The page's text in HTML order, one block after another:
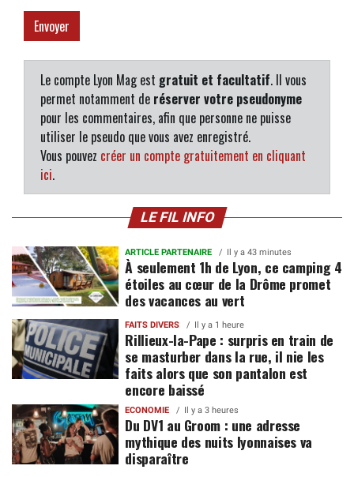
Le compte Lyon Mag est gratuit et facultatif. Il vous
permet notamment de réserver votre pseudonyme
pour les commentaires, afin que personne ne puisse
utiliser le pseudo que vous avez enregistré.
Vous pouvez créer un compte gratuitement en cliquant
ici.
LE FIL INFO
ARTICLE PARTENAIRE Il y a 43 minutes
À seulement 1h de Lyon, ce camping 4
étoiles au cœur de la Drôme promet
des vacances au vert
FAITS DIVERS Il y a 1 heure
Rillieux-la-Pape : surpris en train de
se masturber dans la rue, il nie les
faits alors que son pantalon est
encore baissé
ECONOMIE Il y a 3 heures
Du DV1 au Groom : une adresse
mythique des nuits lyonnaises va
disparaître